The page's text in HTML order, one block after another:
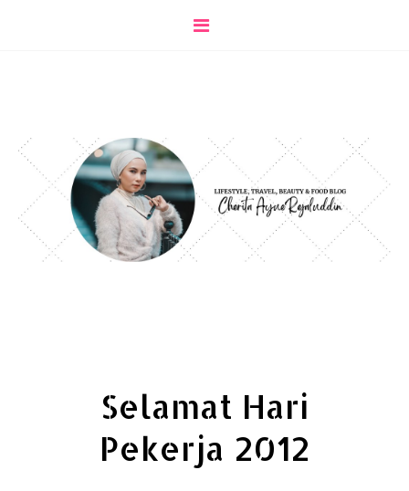
Selamat Hari
Pekerja 2012